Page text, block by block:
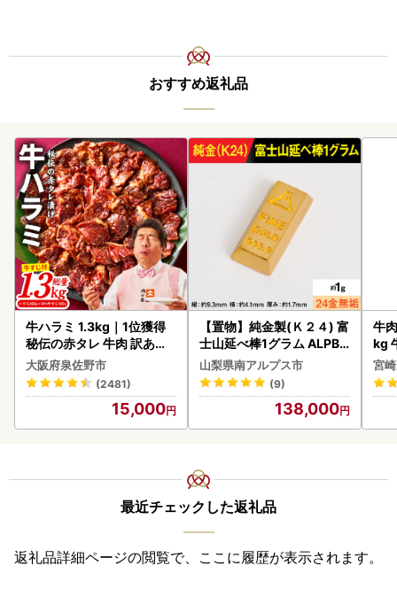
おすすめ返礼品
牛ハラミ 1.3kg｜1位獲得
秘伝の赤タレ 牛肉 訳あり
焼肉 BBQ
大阪府泉佐野市
(2481)
15,000
【置物】純金製(Ｋ２４) 富
士山延べ棒1グラム ALPBK
180
山梨県南アルプス市
(9)
138,000
牛肉 宮崎牛 赤身＆霜
kg
kg-
宮
最近チェックした返礼品
返礼品詳細ページの閲覧で、ここに履歴が表示されます。